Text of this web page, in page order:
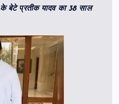
के बेटे प्रतीक यादव का 38 साल